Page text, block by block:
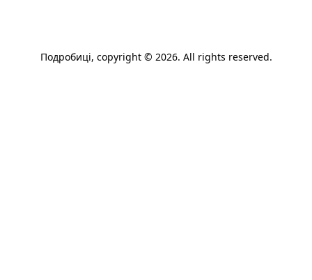
Подробиці, copyright © 2026. All rights reserved.